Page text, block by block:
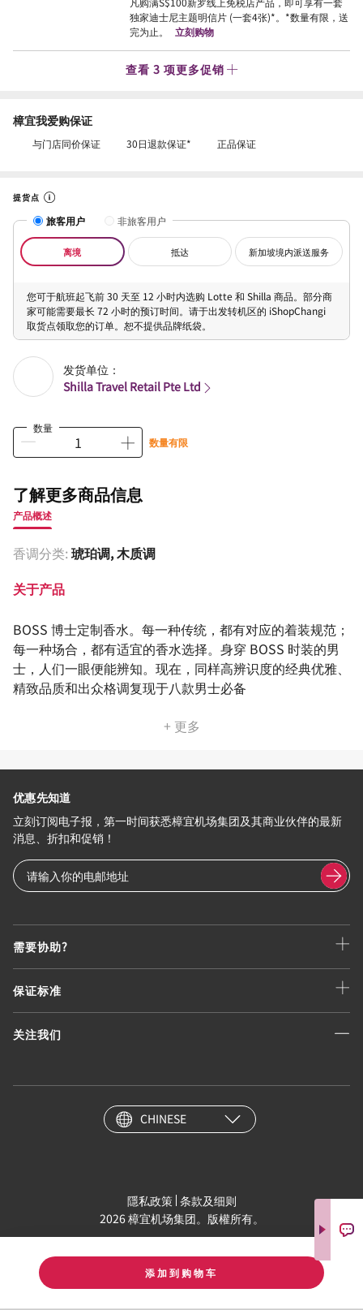
添加到购物车
独家迪士尼主题明信片 (一套4张)*。*数量有限，送
完为止。
立刻购物
查看 3 项更多促销
樟宜我爱购保证
与门店同价保证 30日退款保证* 正品保证
提货点
旅客用户 非旅客用户
离境 抵达 新加坡境内派送服务
您可于航班起飞前 30 天至 12 小时内选购 Lotte 和 Shilla 商品。部分商
家可能需要最长 72 小时的预订时间。请于出发转机区的 iShopChangi
取货点领取您的订单。恕不提供品牌纸袋。
发货单位：
Shilla Travel Retail Pte Ltd
数量
数量有限
了解更多商品信息
产品概述
香调分类: 琥珀调, 木质调
关于产品
BOSS 博士定制香水。每一种传统，都有对应的着装规范；
每一种场合，都有适宜的香水选择。身穿 BOSS 时装的男
士，人们一眼便能辨知。现在，同样高辨识度的经典优雅、
精致品质和出众格调复现于八款男士必备
+ 更多
需要协助?
保证标准
关注我们
优惠先知道
立刻订阅电子报，第一时间获悉樟宜机场集团及其商业伙伴的最新
消息、折扣和促销！
CHINESE
隱私政策 条款及细则
2026 樟宜机场集团。版權所有。